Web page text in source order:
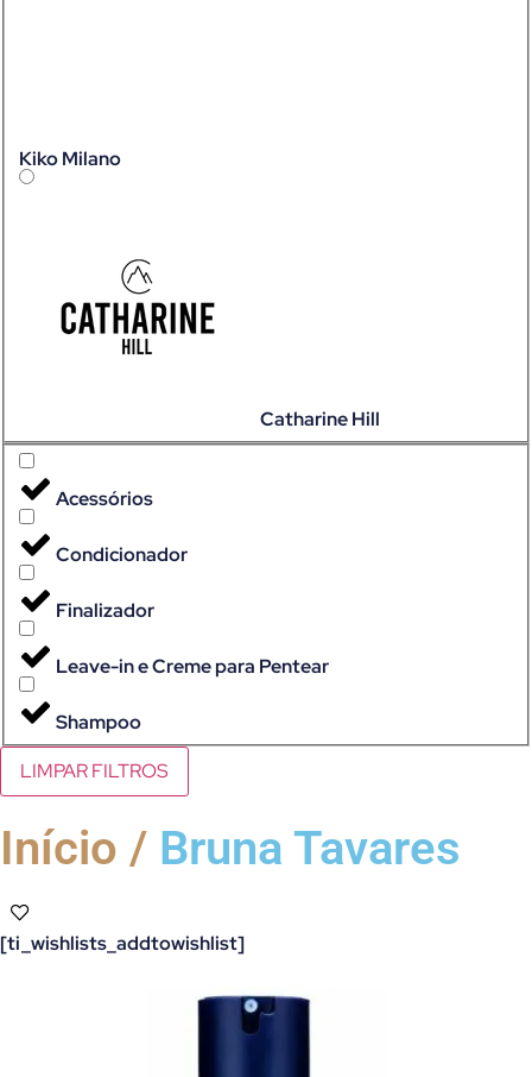
Kiko Milano
Catharine Hill
Acessórios
Condicionador
Finalizador
Leave-in e Creme para Pentear
Shampoo
LIMPAR FILTROS
Início / Bruna Tavares
[ti_wishlists_addtowishlist]